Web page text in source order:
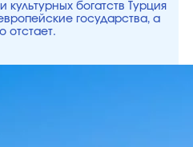
богатств Турция
государства, а
отстает.